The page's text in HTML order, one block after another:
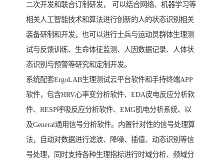
二次开发和联合订制研发， 可以结合网络、机器学习等
相关人工智能技术和算法进行创新的人的状态识别相关
装备研制和开发，也可以进行士兵与运动员群体生理测
试与反馈训练、生命体征监测、人因数据记录、人体状
态识别与预警等研究和定制开发。
系统配套ErgoLAB生理测试云平台软件和手持终端APP
软件，包含HRV心率变分析软件、EDA皮电反应分析软
件、RESP呼吸反应分析软件、EMG肌电分析系统、以
及General通用信号分析软件。内置针对性的信号处理算
法，自动对数据进行滤波、降噪、插值、动态识别等信
号处理，同时支持各种生理指标进行时域分析、频域分